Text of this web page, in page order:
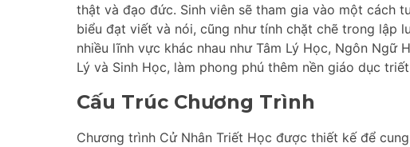
thật và đạo đức. Sinh viên sẽ tham gia vào một cách
biểu đạt viết và nói, cũng như tính chặt chẽ trong lập
nhiều lĩnh vực khác nhau như Tâm Lý Học, Ngôn Ngữ
Lý và Sinh Học, làm phong phú thêm nền giáo dục
Cấu Trúc Chương Trình
Chương trình Cử Nhân Triết Học được thiết kế để